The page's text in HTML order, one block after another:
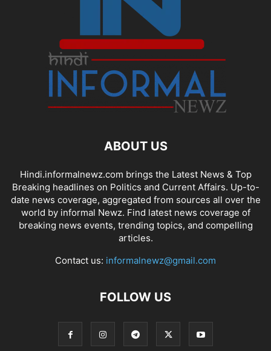
ABOUT US
Hindi.informalnewz.com brings the Latest News & Top
Breaking headlines on Politics and Current Affairs. Up-to-
date news coverage, aggregated from sources all over the
world by informal Newz. Find latest news coverage of
breaking news events, trending topics, and compelling
articles.
Contact us: informalnewz@gmail.com
FOLLOW US